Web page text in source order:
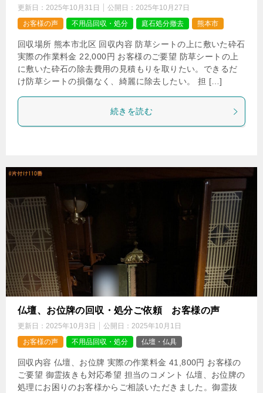
更新日： 2025年10月31日 公開日： 2025年10月27日
お客様の声
不用品回収・処分 庭石処分撤去 熊本市
回収場所 熊本市北区 回収内容 防草シートの上に敷いた砕石
実際の作業料金 22,000円 お客様のご要望 防草シートの上
に敷いた砕石の除去費用の見積もりを取りたい。できるだ
け防草シートの損傷なく、綺麗に除去したい。 担 […]
続きを読む
仏壇、お位牌の回収・処分ご依頼 お客様の声
更新日： 2025年10月3日 公開日： 2025年10月1日
お客様の声
不用品回収・処分 仏壇・仏具
回収内容 仏壇、お位牌 実際の作業料金 41,800円 お客様の
ご要望 御霊抜きも対応希望 担当のコメント 仏壇、お位牌の
処理にお困りのお客様からご相談いただきました。御霊抜